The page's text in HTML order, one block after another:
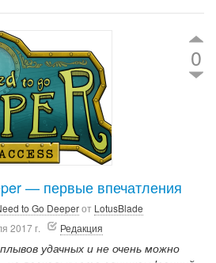
0
— первые впечатления
to Go Deeperот LotusBlade
2017 г. Редакция
удачных и не очень можно